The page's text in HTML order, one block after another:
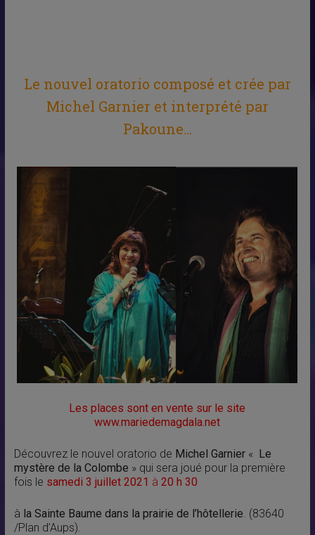
Le nouvel oratorio composé et crée par
Michel Garnier et interprété par
Pakoune…
Les places sont en vente sur le site
www.mariedemagdala.net
Découvrez le nouvel oratorio de Michel Garnier« Le
mystère de la Colombe » qui sera joué pour la première
fois le samedi 3 juillet 2021 à 20 h 30
à la Sainte Baume dans la prairie de l’hôtellerie . (83640
/Plan d’Aups).